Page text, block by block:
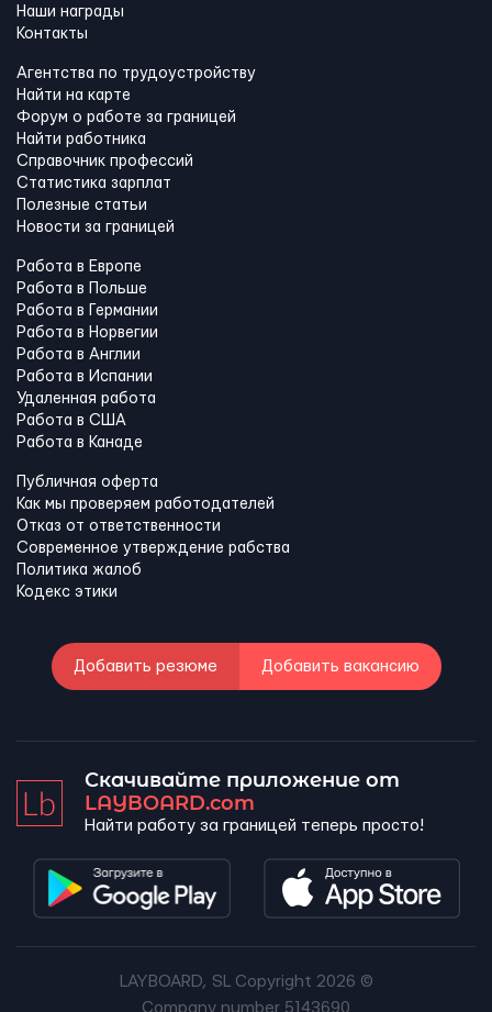
Наши награды
Контакты
Агентства по трудоустройству
Найти на карте
Форум о работе за границей
Найти работника
Справочник профессий
Статистика зарплат
Полезные статьи
Новости за границей
Работа в Европе
Работа в Польше
Работа в Германии
Работа в Норвегии
Работа в Англии
Работа в Испании
Удаленная работа
Работа в США
Работа в Канадe
Публичная оферта
Как мы проверяем работодателей
Отказ от ответственности
Современное утверждение рабства
Политика жалоб
Кодекс этики
Добавить резюме Добавить вакансию
Скачивайте приложение от
LAYBOARD.com
Найти работу за границей теперь просто!
LAYBOARD, SL Copyright 2026 ©
Company number 5143690